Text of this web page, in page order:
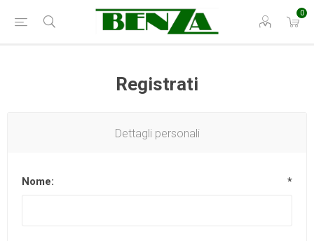
0
Registrati
Dettagli personali
Nome: *